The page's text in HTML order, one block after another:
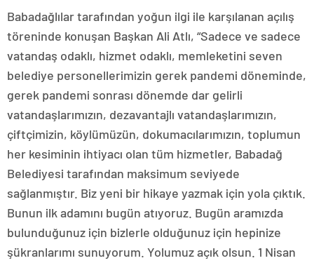
Babadağlılar tarafından yoğun ilgi ile karşılanan açılış
töreninde konuşan Başkan Ali Atlı, “Sadece ve sadece
vatandaş odaklı, hizmet odaklı, memleketini seven
belediye personellerimizin gerek pandemi döneminde,
gerek pandemi sonrası dönemde dar gelirli
vatandaşlarımızın, dezavantajlı vatandaşlarımızın,
çiftçimizin, köylümüzün, dokumacılarımızın, toplumun
her kesiminin ihtiyacı olan tüm hizmetler, Babadağ
Belediyesi tarafından maksimum seviyede
sağlanmıştır. Biz yeni bir hikaye yazmak için yola çıktık.
Bunun ilk adamını bugün atıyoruz. Bugün aramızda
bulunduğunuz için bizlerle olduğunuz için hepinize
şükranlarımı sunuyorum. Yolumuz açık olsun. 1 Nisan